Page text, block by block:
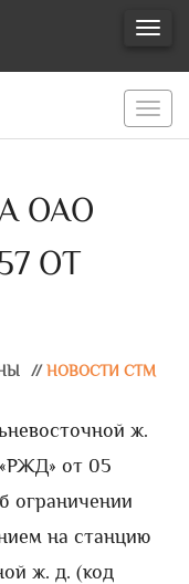
ОАО
ОТ
// НОВОСТИ СТМ
ж.
от 05
ограничении
на станцию
ж. д. (код